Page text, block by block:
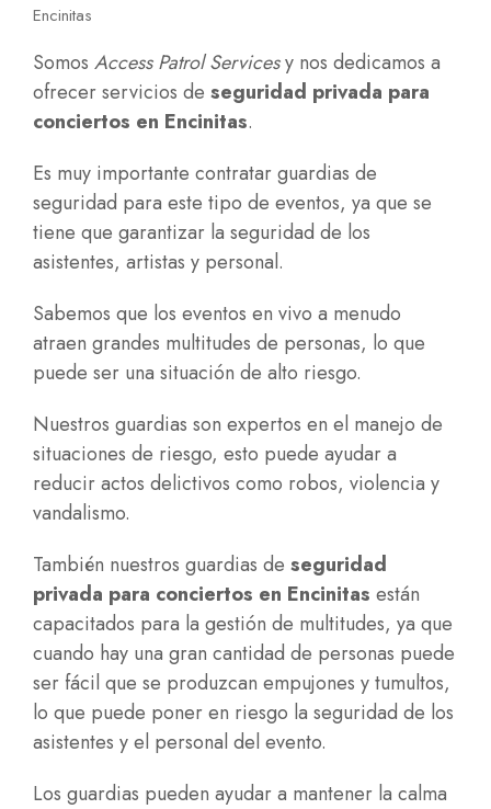
Encinitas
Somos Access Patrol Servicesy nos dedicamos a
ofrecer servicios de seguridad privada para
conciertos en Encinitas.
Es muy importante contratar guardias de
seguridad para este tipo de eventos, ya que se
tiene que garantizar la seguridad de los
asistentes, artistas y personal.
Sabemos que los eventos en vivo a menudo
atraen grandes multitudes de personas, lo que
puede ser una situación de alto riesgo.
Nuestros guardias son expertos en el manejo de
situaciones de riesgo, esto puede ayudar a
reducir actos delictivos como robos, violencia y
vandalismo.
También nuestros guardias de seguridad
privada para conciertos en Encinitas están
capacitados para la gestión de multitudes, ya que
cuando hay una gran cantidad de personas puede
ser fácil que se produzcan empujones y tumultos,
lo que puede poner en riesgo la seguridad de los
asistentes y el personal del evento.
Los guardias pueden ayudar a mantener la calma